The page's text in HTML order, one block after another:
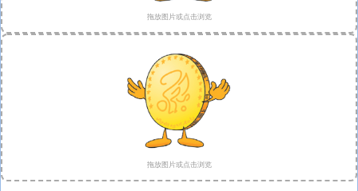
拖放图片或点击浏览
拖放图片或点击浏览